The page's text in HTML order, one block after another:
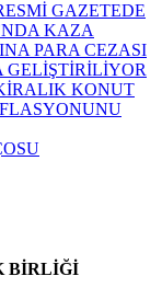
GAZETEDE
KAZA
PARA CEZASI
KONUT
BİRLİĞİ